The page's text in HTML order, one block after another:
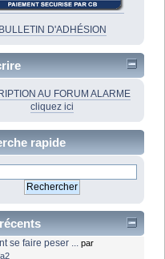
BULLETIN D'ADHÉSION
AU FORUM ALARME
cliquez ici
rapide
se faire peser ... par